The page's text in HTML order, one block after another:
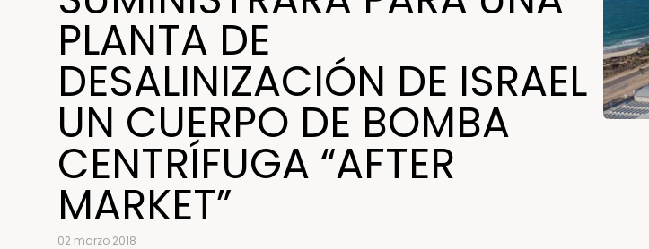
PLANTA DE
DESALINIZACIÓN DE ISRAEL
UN CUERPO DE BOMBA
CENTRÍFUGA “AFTER
MARKET”
02 marzo 2018